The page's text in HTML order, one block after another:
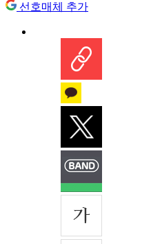
선호매체 추가